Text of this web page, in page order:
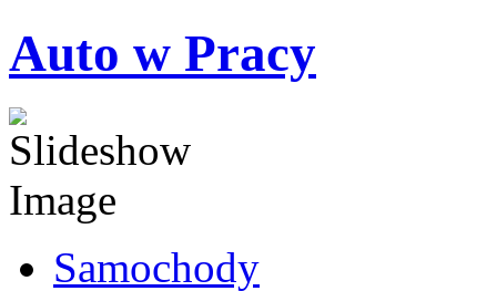
Auto w Pracy
Samochody